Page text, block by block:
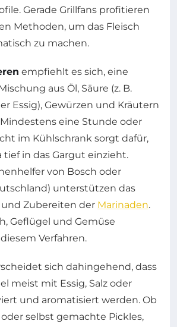
Gerade Grillfans profitieren
Methoden, um das Fleisch
zu machen.
empfiehlt es sich, eine
aus Öl, Säure (z. B.
Essig), Gewürzen und Kräutern
eine Stunde oder
im Kühlschrank sorgt dafür,
tief in das Gargut einzieht.
von Bosch oder
unterstützen das
Zubereiten der Marinaden.
Geflügel und Gemüse
Verfahren.
sich dahingehend, dass
meist mit Essig, Salz oder
und aromatisiert werden. Ob
selbst gemachte Pickles,